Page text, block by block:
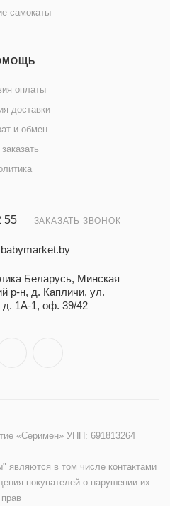
самокаты
оплаты
доставки
и обмен
55 ЗАКАЗАТЬ ЗВОНОК
Беларусь, Минская
р-н, д. Капличи, ул.
д. 1А-1, оф. 39/42
«Серимен» УНП: 691813264
являются в том числе контактами
покупателей о нарушении их
прав